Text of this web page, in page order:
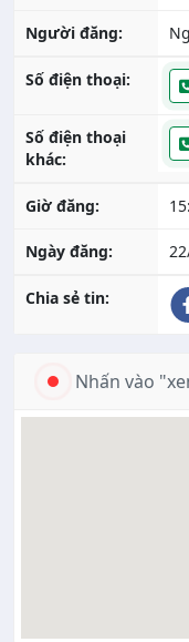
Người đăng:
Số điện thoại:
Số điện thoại
khác:
Giờ đăng:
Ngày đăng:
Chia sẻ tin:
Nhấn vào